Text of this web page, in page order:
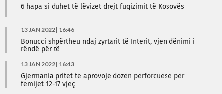
6 hapa si duhet të lëvizet drejt fuqizimit të Kosovës
13 JAN 2022 | 16:46
Bonucci shpërtheu ndaj zyrtarit të Interit, vjen dënimi i
rëndë për të
13 JAN 2022 | 16:43
Gjermania pritet të aprovojë dozën përforcuese për
fëmijët 12-17 vjeç